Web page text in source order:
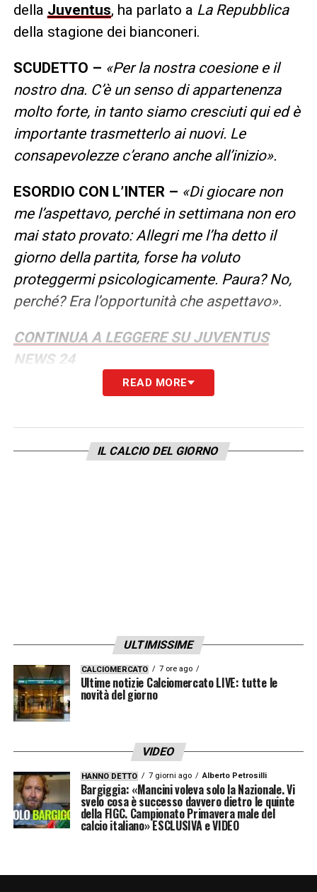
della Juventus, ha parlato a La Repubblica
della stagione dei bianconeri.
SCUDETTO – «Per la nostra coesione e il
nostro dna. C’è un senso di appartenenza
molto forte, in tanto siamo cresciuti qui ed è
importante trasmetterlo ai nuovi. Le
consapevolezze c’erano anche all’inizio».
ESORDIO CON L’INTER – «Di giocare non
me l’aspettavo, perché in settimana non ero
mai stato provato: Allegri me l’ha detto il
giorno della partita, forse ha voluto
proteggermi psicologicamente. Paura? No,
perché? Era l’opportunità che aspettavo».
CONTINUA A LEGGERE SU JUVENTUS
NEWS 24
READ MORE
IL CALCIO DEL GIORNO
ULTIMISSIME
CALCIOMERCATO 7 ore ago
Ultime notizie Calciomercato LIVE: tutte le
novità del giorno
VIDEO
HANNO DETTO 7 giorni ago Alberto Petrosilli
Bargiggia: «Mancini voleva solo la Nazionale. Vi
svelo cosa è successo davvero dietro le quinte
della FIGC. Campionato Primavera male del
calcio italiano» ESCLUSIVA e VIDEO